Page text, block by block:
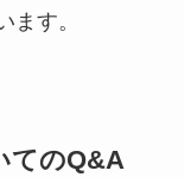
ます。
てのQ&A